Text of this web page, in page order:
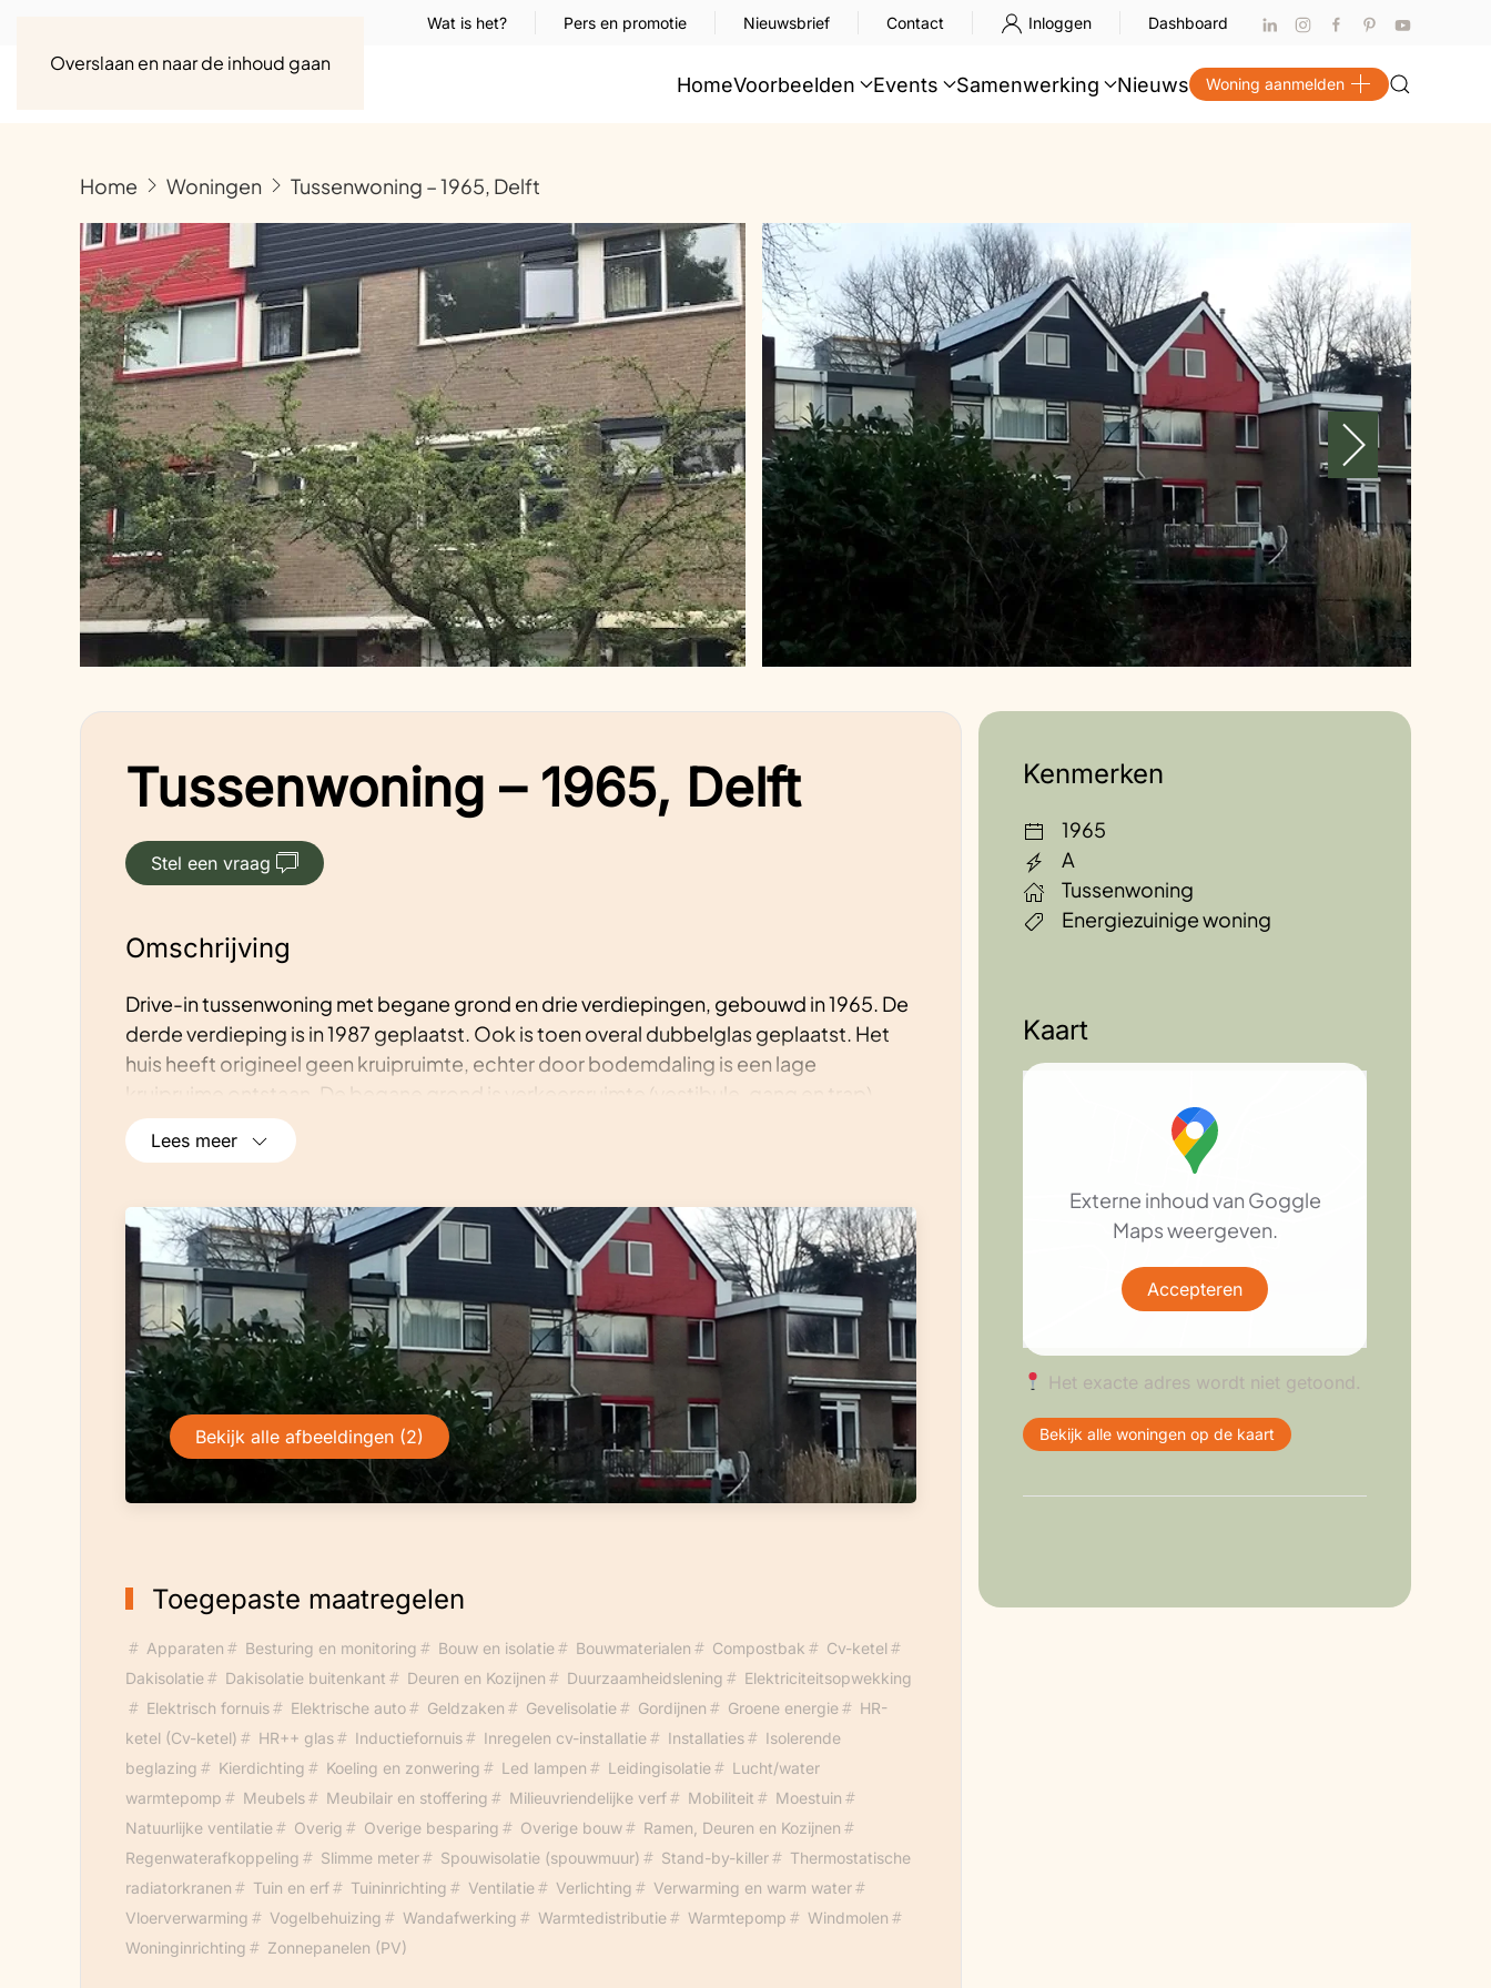
Overslaan en naar de inhoud gaan
Wat is het? Pers en promotie Nieuwsbrief Contact Inloggen Dashboard
HomeVoorbeelden Events Samenwerking Nieuws Woning aanmelden
Home Woningen Tussenwoning – 1965, Delft
Tussenwoning – 1965, Delft
Stel een vraag
Omschrijving
Drive-in tussenwoning met begane grond en drie verdiepingen, gebouwd in 1965. De
derde verdieping is in 1987 geplaatst. Ook is toen overal dubbelglas geplaatst. Het
huis heeft origineel geen kruipruimte, echter door bodemdaling is een lage
kruipruime ontstaan. De begane grond is verkeersruimte (vestibule, gang en trap)
inbouwkast, bijkeuken en en werkkamer.Vanaf 2015 loopt er een
duurzaamheidsprogramma bestaande uit spouwmuurisolatie, verbetering dakisolatie
warmtepomp voor cv, warmtepompbolier voor tapwater. Hemelwaterafvoer bevindt
zich aan achterzijde huis en wordt voor de helft op opgevangen in regenton en wadi in
de tuin. Gelijk met onderhoud schilderwerk is de deur naar het balkon vervangen door
een geïsoleerde en waar nodig ruiten door H++. In voorbereiding is een balkon
overkapping met zonnepanelen.Bijzonderheid van dit huis (blauwe topgevel) is dat
het dak achteraf aan de buitenzijde is geïsoleerd met behulp van een soort isolatie
lego systeem (recapan). Het huis heeft inmiddels label A. In de planning staat nog
isolatie vloer begane grond zodra de hoogte van de kruipruimte dit toestaat en
vervanging cv installatie door een elektrische installatie.Momenteel is er allen nog
gasverbruik voor de verwarming als het vriest. Voor de tapwater voorziening en koken
Lees meer
Bekijk alle afbeeldingen (2)
Toegepaste maatregelen
Apparaten Besturing en monitoring Bouw en isolatie Bouwmaterialen Compostbak
Cv-ketel
Dakisolatie
Dakisolatie buitenkant Deuren en Kozijnen Duurzaamheidslening
Elektriciteitsopwekking
Elektrisch fornuis
Elektrische auto Geldzaken Gevelisolatie Gordijnen Groene energie
HR-
ketel (Cv-ketel)
HR++ glas Inductiefornuis Inregelen cv-installatie Installaties
Isolerende
beglazing
Kierdichting Koeling en zonwering Led lampen Leidingisolatie
Lucht/water
warmtepomp
Meubels Meubilair en stoffering Milieuvriendelijke verf Mobiliteit
Moestuin
Natuurlijke ventilatie
Overig Overige besparing Overige bouw
Ramen, Deuren en Kozijnen
Regenwaterafkoppeling
Slimme meter Spouwisolatie (spouwmuur) Stand-by-killer
Thermostatische
radiatorkranen
Tuin en erf Tuininrichting Ventilatie Verlichting
Verwarming en warm water
Vloerverwarming
Vogelbehuizing Wandafwerking Warmtedistributie Warmtepomp
Windmolen
Woninginrichting
Zonnepanelen (PV)
Kenmerken
1965
A
Tussenwoning
Energiezuinige woning
Kaart
Externe inhoud van Goggle
Maps weergeven.
Accepteren
Het exacte adres wordt niet getoond.
Bekijk alle woningen op de kaart